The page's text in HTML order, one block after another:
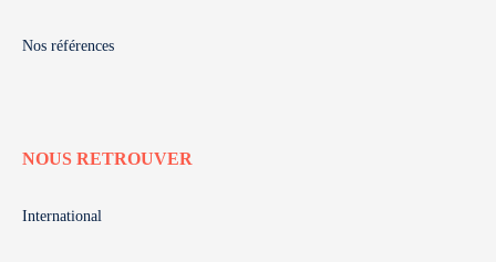
Nos références
NOUS RETROUVER
International